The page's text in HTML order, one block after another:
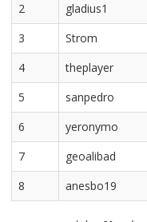
2
gladius1
3
Strom
4
theplayer
5
sanpedro
6
yeronymo
7
geoalibad
8
anesbo19